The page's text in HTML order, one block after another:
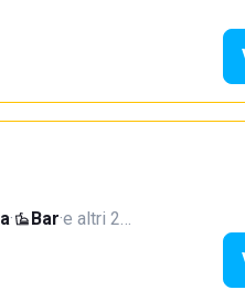
· Bar·e altri 2…